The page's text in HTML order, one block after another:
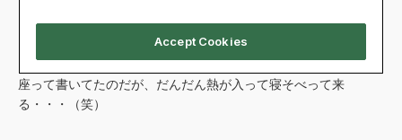
座って書いてたのだが、だんだん熱が入って寝そべって来
る・・・（笑）